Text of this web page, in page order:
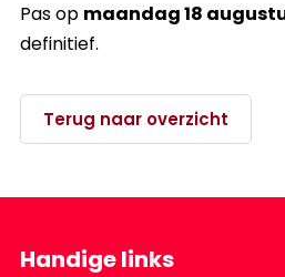
Pas op maandag 18
definitief.
Terug naar overzicht
Handige links